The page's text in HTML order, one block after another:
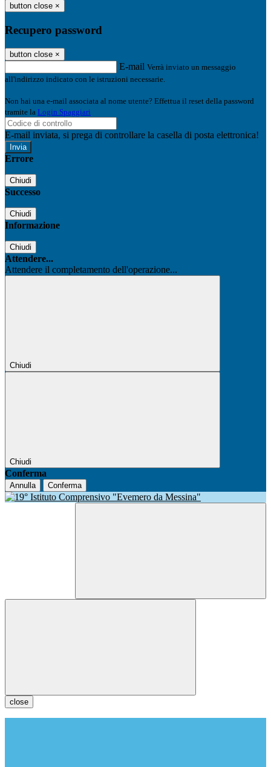
button close ×
Recupero password
button close ×
E-mail Verrà inviato un messaggio
all'indirizzo indicato con le istruzioni necessarie.
Non hai una e-mail associata al nome utente? Effettua il reset della password
tramite la Login Spaggiari
E-mail inviata, si prega di controllare la casella di posta elettronica!
Errore
Chiudi
Successo
Chiudi
Informazione
Chiudi
Attendere...
Attendere il completamento dell'operazione...
Chiudi
Chiudi
Conferma
Annulla Conferma
close